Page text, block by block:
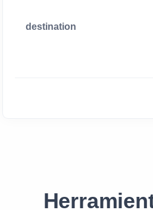
destination